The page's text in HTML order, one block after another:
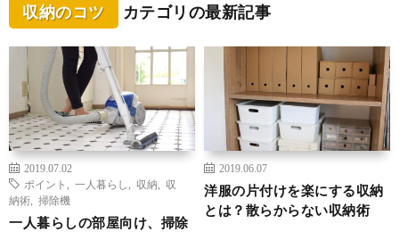
収納のコツ カテゴリの最新記事
2019.07.02
ポイント
一人暮らし 収納
収
納術
掃除機
一人暮らしの部屋向け、掃除
2019.06.07
洋服の片付けを楽にする収納
とは？散らからない収納術